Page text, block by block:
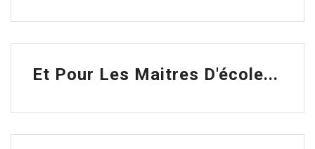
Et Pour Les Maitres D'école...